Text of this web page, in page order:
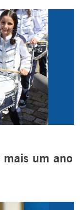
mais um ano